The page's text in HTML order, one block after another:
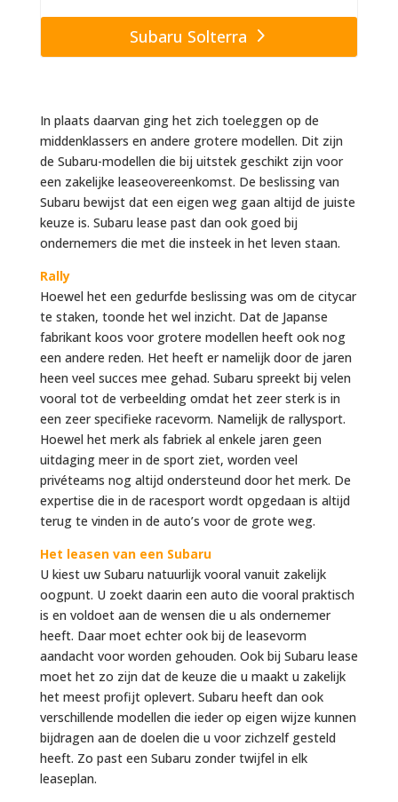
Subaru Solterra
In plaats daarvan ging het zich toeleggen op de
middenklassers en andere grotere modellen. Dit zijn
de Subaru-modellen die bij uitstek geschikt zijn voor
een zakelijke leaseovereenkomst. De beslissing van
Subaru bewijst dat een eigen weg gaan altijd de juiste
keuze is. Subaru lease past dan ook goed bij
ondernemers die met die insteek in het leven staan.
Rally
Hoewel het een gedurfde beslissing was om de citycar
te staken, toonde het wel inzicht. Dat de Japanse
fabrikant koos voor grotere modellen heeft ook nog
een andere reden. Het heeft er namelijk door de jaren
heen veel succes mee gehad. Subaru spreekt bij velen
vooral tot de verbeelding omdat het zeer sterk is in
een zeer specifieke racevorm. Namelijk de rallysport.
Hoewel het merk als fabriek al enkele jaren geen
uitdaging meer in de sport ziet, worden veel
privéteams nog altijd ondersteund door het merk. De
expertise die in de racesport wordt opgedaan is altijd
terug te vinden in de auto’s voor de grote weg.
Het leasen van een Subaru
U kiest uw Subaru natuurlijk vooral vanuit zakelijk
oogpunt. U zoekt daarin een auto die vooral praktisch
is en voldoet aan de wensen die u als ondernemer
heeft. Daar moet echter ook bij de leasevorm
aandacht voor worden gehouden. Ook bij Subaru lease
moet het zo zijn dat de keuze die u maakt u zakelijk
het meest profijt oplevert. Subaru heeft dan ook
verschillende modellen die ieder op eigen wijze kunnen
bijdragen aan de doelen die u voor zichzelf gesteld
heeft. Zo past een Subaru zonder twijfel in elk
leaseplan.